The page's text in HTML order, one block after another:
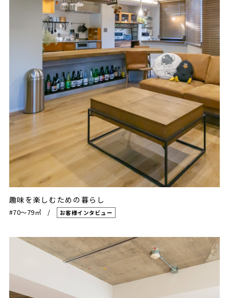
趣味を楽しむための暮らし
#70〜79㎡ お客様インタビュー